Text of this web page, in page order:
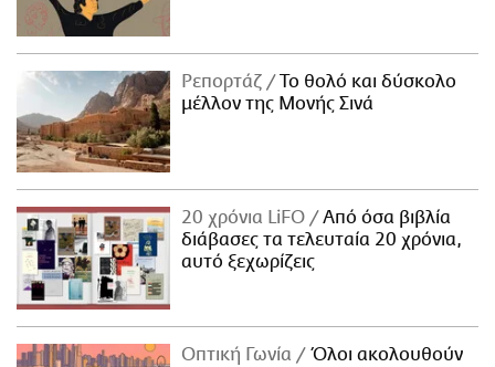
Ρεπορτάζ
Το θολό και δύσκολο
μέλλον της Μονής Σινά
20 χρόνια LiFO
Από όσα βιβλία
διάβασες τα τελευταία 20 χρόνια,
αυτό ξεχωρίζεις
Οπτική Γωνία
Όλοι ακολουθούν